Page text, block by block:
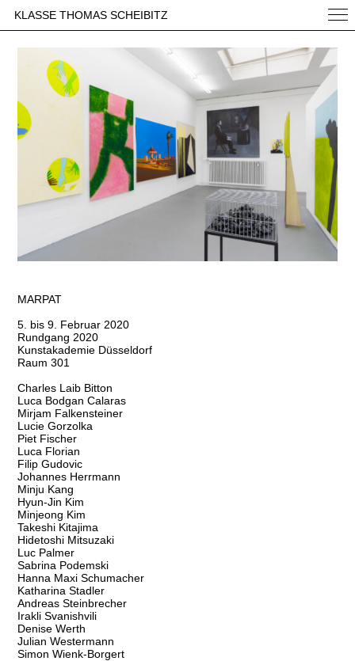
KLASSE THOMAS SCHEIBITZ
MARPAT
5. bis 9. Februar 2020
Rundgang 2020
Kunstakademie Düsseldorf
Raum 301
Charles Laib Bitton
Luca Bodgan Calaras
Mirjam Falkensteiner
Lucie Gorzolka
Piet Fischer
Luca Florian
Filip Gudovic
Johannes Herrmann
Minju Kang
Hyun-Jin Kim
Minjeong Kim
Takeshi Kitajima
Hidetoshi Mitsuzaki
Luc Palmer
Sabrina Podemski
Hanna Maxi Schumacher
Katharina Stadler
Andreas Steinbrecher
Irakli Svanishvili
Denise Werth
Julian Westermann
Simon Wienk-Borgert